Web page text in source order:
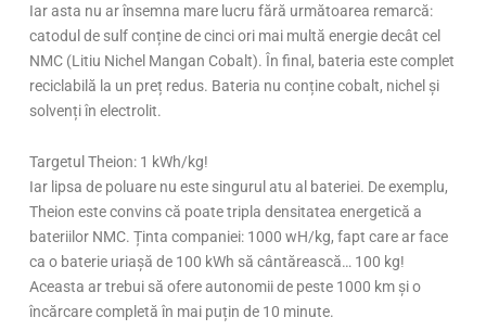
Iar asta nu ar însemna mare lucru fără următoarea remarcă:
catodul de sulf conține de cinci ori mai multă energie decât cel
NMC (Litiu Nichel Mangan Cobalt). În final, bateria este complet
reciclabilă la un preț redus. Bateria nu conține cobalt, nichel și
solvenți în electrolit.
Targetul Theion: 1 kWh/kg!
Iar lipsa de poluare nu este singurul atu al bateriei. De exemplu,
Theion este convins că poate tripla densitatea energetică a
bateriilor NMC. Ținta companiei: 1000 wH/kg, fapt care ar face
ca o baterie uriașă de 100 kWh să cântărească… 100 kg!
Aceasta ar trebui să ofere autonomii de peste 1000 km și o
încărcare completă în mai puțin de 10 minute.